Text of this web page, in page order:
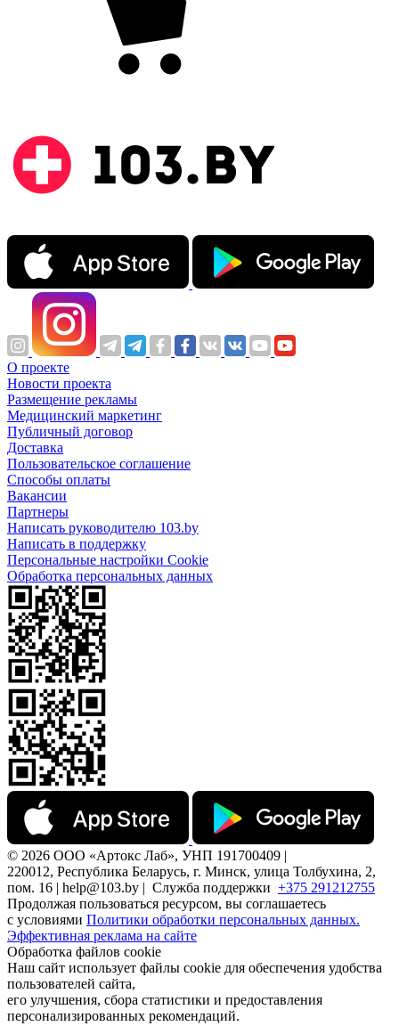
О проекте
Новости проекта
Размещение рекламы
Медицинский маркетинг
Публичный договор
Доставка
Пользовательское соглашение
Способы оплаты
Вакансии
Партнеры
Написать руководителю 103.by
Написать в поддержку
Персональные настройки Cookie
Обработка персональных данных
© 2026 ООО «Артокс Лаб», УНП 191700409 |
220012, Республика Беларусь, г. Минск, улица Толбухина, 2,
пом. 16 | help@103.by | Служба поддержки +375 291212755
Продолжая пользоваться ресурсом, вы соглашаетесь
с условиями Политики обработки персональных данных.
Эффективная реклама на сайте
Обработка файлов cookie
Наш сайт использует файлы cookie для обеспечения удобства
пользователей сайта,
его улучшения, сбора статистики и предоставления
персонализированных рекомендаций.